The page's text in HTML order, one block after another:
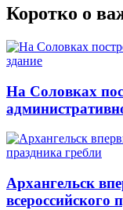
Коротко о
На Соловках
Архангельск
всероссийского